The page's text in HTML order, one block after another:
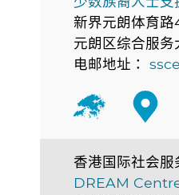
新界元朗体育路
元朗区综合服务
电邮地址：
香港国际社会服
DREAM